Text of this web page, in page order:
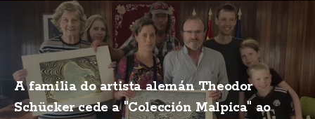
A familia do artista alemán Theodor
Schücker cede a "Colección Malpica" ao